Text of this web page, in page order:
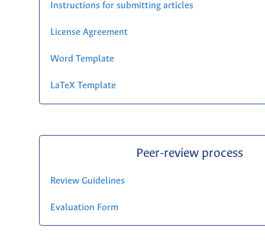
Instructions for submitting articles
License Agreement
Word Template
LaTeX Template
Peer-review process
Review Guidelines
Evaluation Form